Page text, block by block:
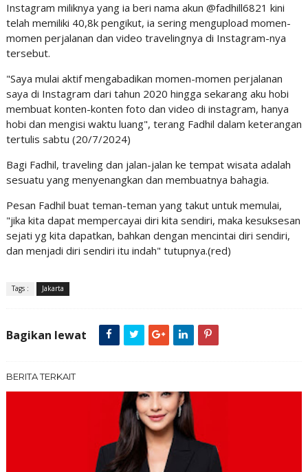
Instagram miliknya yang ia beri nama akun @fadhill6821 kini
telah memiliki 40,8k pengikut, ia sering mengupload momen-
momen perjalanan dan video travelingnya di Instagram-nya
tersebut.
"Saya mulai aktif mengabadikan momen-momen perjalanan
saya di Instagram dari tahun 2020 hingga sekarang aku hobi
membuat konten-konten foto dan video di instagram, hanya
hobi dan mengisi waktu luang", terang Fadhil dalam keterangan
tertulis sabtu (20/7/2024)
Bagi Fadhil, traveling dan jalan-jalan ke tempat wisata adalah
sesuatu yang menyenangkan dan membuatnya bahagia.
Pesan Fadhil buat teman-teman yang takut untuk memulai,
"jika kita dapat mempercayai diri kita sendiri, maka kesuksesan
sejati yg kita dapatkan, bahkan dengan mencintai diri sendiri,
dan menjadi diri sendiri itu indah" tutupnya.(red)
Tags : Jakarta
Bagikan lewat
BERITA TERKAIT